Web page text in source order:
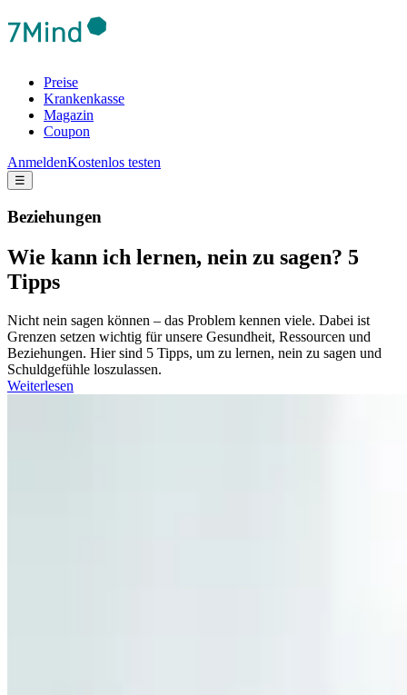
Preise
Krankenkasse
Magazin
Coupon
AnmeldenKostenlos testen
☰
Beziehungen
Wie kann ich lernen, nein zu sagen? 5
Tipps
Nicht nein sagen können – das Problem kennen viele. Dabei ist
Grenzen setzen wichtig für unsere Gesundheit, Ressourcen und
Beziehungen. Hier sind 5 Tipps, um zu lernen, nein zu sagen und
Schuldgefühle loszulassen.
Weiterlesen